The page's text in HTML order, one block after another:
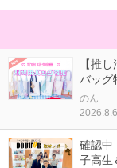
【推
バッグ
のん
2026.8.6
確認中
子高生